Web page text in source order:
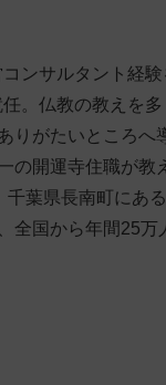
ンサルタント経
。仏教の教えを
りがたいところ
開運寺住職が教
葉県長南町にあ
国から年間25万